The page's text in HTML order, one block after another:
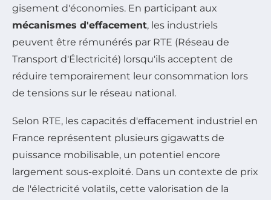
gisement d'économies. En participant aux
mécanismes d'effacement, les industriels
peuvent être rémunérés par RTE (Réseau de
Transport d'Électricité) lorsqu'ils acceptent de
réduire temporairement leur consommation lors
de tensions sur le réseau national.
Selon RTE, les capacités d'effacement industriel en
France représentent plusieurs gigawatts de
puissance mobilisable, un potentiel encore
largement sous-exploité. Dans un contexte de prix
de l'électricité volatils, cette valorisation de la